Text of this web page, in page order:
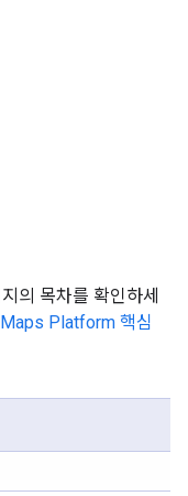
의 목차를 확인하세
Platform 핵심